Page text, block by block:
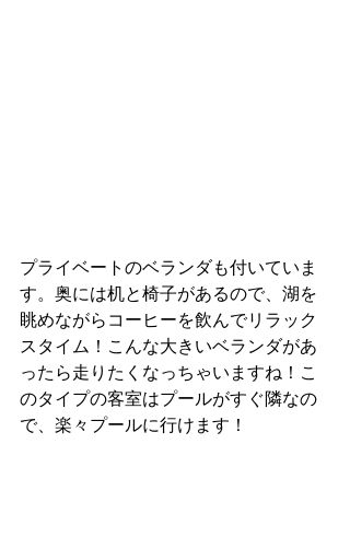
プライベートのベランダも付いていま
す。奥には机と椅子があるので、湖を
眺めながらコーヒーを飲んでリラック
スタイム！こんな大きいベランダがあ
ったら走りたくなっちゃいますね！こ
のタイプの客室はプールがすぐ隣なの
で、楽々プールに行けます！